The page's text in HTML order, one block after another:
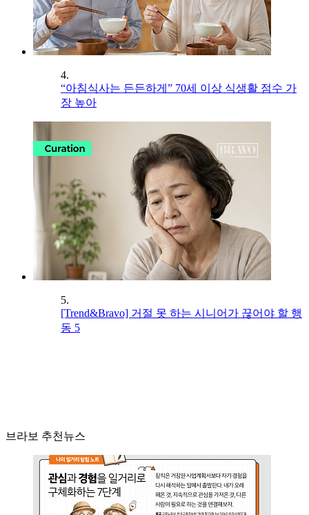
4.
“아침식사는 든든하게” 70세 이상 식생활 점수 가
장 높아
5.
[Trend&Bravo] 거절 못 하는 시니어가 끊어야 할 행
동 5
브라보 추천뉴스